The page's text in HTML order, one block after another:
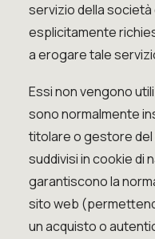
servizio della società
esplicitamente
a erogare tale
Essi non vengono
sono normalmente
titolare o gestore
suddivisi in cookie di
garantiscono la
sito web
un acquisto o